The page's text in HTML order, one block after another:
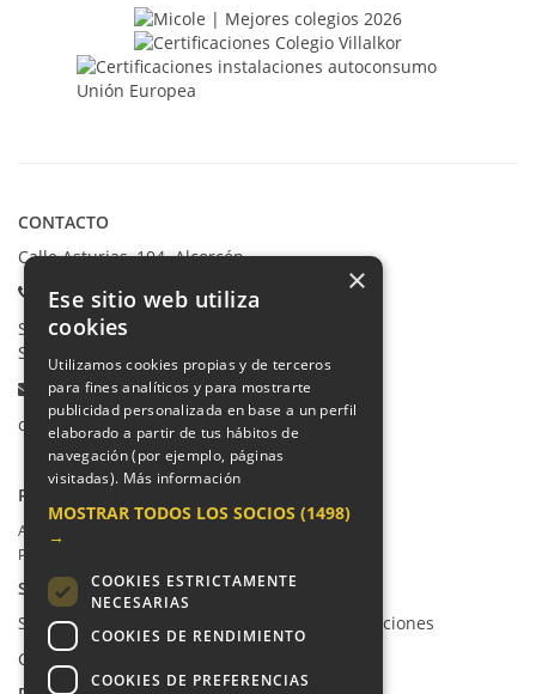
CONTACTO
Calle Asturias, 104. Alcorcón
Teléfonos:
Secretaría Ppal:
Secretaría Infantil:
Email:
colegio@villalkor.com
PRIVACIDAD
Aviso legal / Política de privacidad
Política de cookies
SUGERENCIAS Y CANAL DE DENUNCIAS
Sugerencias, Quejas, Reclamaciones y Felicitaciones
Canal de denuncias
×
Ese sitio web utiliza
cookies
Utilizamos cookies propias y de terceros
para fines analíticos y para mostrarte
publicidad personalizada en base a un perfil
elaborado a partir de tus hábitos de
navegación (por ejemplo, páginas
visitadas). Más información
MOSTRAR TODOS LOS SOCIOS (1498)
→
COOKIES ESTRICTAMENTE
NECESARIAS
COOKIES DE RENDIMIENTO
COOKIES DE PREFERENCIAS